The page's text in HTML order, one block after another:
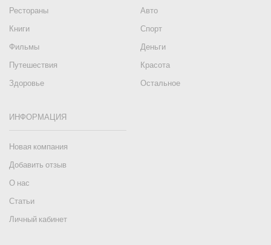
Рестораны
Авто
Книги
Спорт
Фильмы
Деньги
Путешествия
Красота
Здоровье
Остальное
ИНФОРМАЦИЯ
Новая компания
Добавить отзыв
О нас
Статьи
Личный кабинет